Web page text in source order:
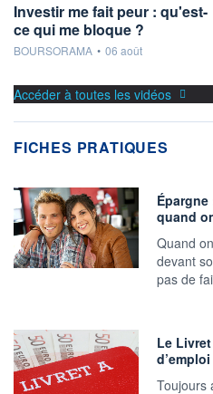
Investir me fait peur : qu'est-
ce qui me bloque ?
information fournie par
BOURSORAMA • 06 août
Accéder à toutes les vidéos
FICHES PRATIQUES
quand
Quand
devant
pas de
Le
d’emploi
Toujours